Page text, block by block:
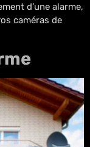
d’une alarme,
caméras de